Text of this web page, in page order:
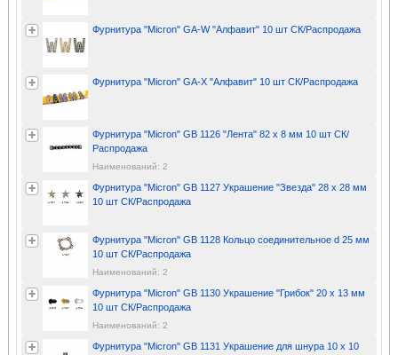
Фурнитура "Micron" GA-W "Алфавит" 10 шт СК/Распродажа
Фурнитура "Micron" GA-X "Алфавит" 10 шт СК/Распродажа
Фурнитура "Micron" GB 1126 "Лента" 82 х 8 мм 10 шт СК/
Распродажа
Наименований: 2
Фурнитура "Micron" GB 1127 Украшение "Звезда" 28 х 28 мм
10 шт СК/Распродажа
Фурнитура "Micron" GB 1128 Кольцо соединительное d 25 мм
10 шт СК/Распродажа
Наименований: 2
Фурнитура "Micron" GB 1130 Украшение "Грибок" 20 х 13 мм
10 шт СК/Распродажа
Наименований: 2
Фурнитура "Micron" GB 1131 Украшение для шнура 10 х 10